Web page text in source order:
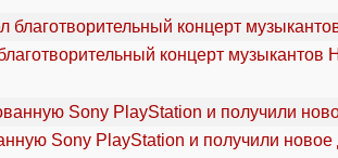
концерт
Sony PlayStation и получили новое